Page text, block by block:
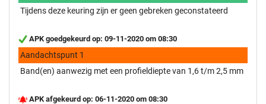
Tijdens deze keuring zijn er geen gebreken geconstateerd
APK goedgekeurd op: 09-11-2020 om 08:30
Aandachtspunt 1
Band(en) aanwezig met een profieldiepte van 1,6 t/m 2,5 mm
APK afgekeurd op: 06-11-2020 om 08:30